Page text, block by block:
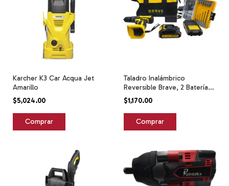
Karcher K3 Car Acqua Jet
Amarillo
$5,024.00
Taladro Inalámbrico
Reversible Brave, 2 Baterías,
Jgo Brocas Amarillo/negro
$1,170.00